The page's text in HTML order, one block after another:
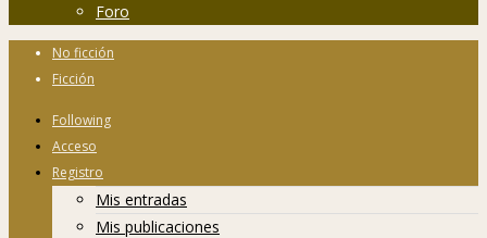
Foro
No ficción
Ficción
Following
Acceso
Registro
Mis entradas
Mis publicaciones